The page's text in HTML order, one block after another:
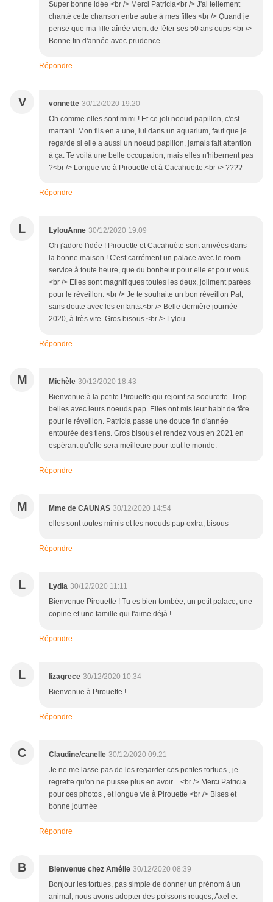
Super bonne idée <br /> Merci Patricia<br /> J'ai tellement
chanté cette chanson entre autre à mes filles <br /> Quand je
pense que ma fille aînée vient de fêter ses 50 ans oups <br />
Bonne fin d'année avec prudence
Répondre
V vonnette 30/12/2020 19:20
Oh comme elles sont mimi ! Et ce joli noeud papillon, c'est
marrant. Mon fils en a une, lui dans un aquarium, faut que je
regarde si elle a aussi un noeud papillon, jamais fait attention
à ça. Te voilà une belle occupation, mais elles n'hibernent pas
?<br /> Longue vie à Pirouette et à Cacahuette.<br /> ????
Répondre
L LylouAnne 30/12/2020 19:09
Oh j'adore l'idée ! Pirouette et Cacahuète sont arrivées dans
la bonne maison ! C'est carrément un palace avec le room
service à toute heure, que du bonheur pour elle et pour vous.
<br /> Elles sont magnifiques toutes les deux, joliment parées
pour le réveillon. <br /> Je te souhaite un bon réveillon Pat,
sans doute avec les enfants.<br /> Belle dernière journée
2020, à très vite. Gros bisous.<br /> Lylou
Répondre
M Michèle 30/12/2020 18:43
Bienvenue à la petite Pirouette qui rejoint sa soeurette. Trop
belles avec leurs noeuds pap. Elles ont mis leur habit de fête
pour le réveillon. Patricia passe une douce fin d'année
entourée des tiens. Gros bisous et rendez vous en 2021 en
espérant qu'elle sera meilleure pour tout le monde.
Répondre
M Mme de CAUNAS 30/12/2020 14:54
elles sont toutes mimis et les noeuds pap extra, bisous
Répondre
L Lydia 30/12/2020 11:11
Bienvenue Pirouette ! Tu es bien tombée, un petit palace, une
copine et une famille qui t'aime déjà !
Répondre
L lizagrece 30/12/2020 10:34
Bienvenue à Pirouette !
Répondre
C Claudine/canelle 30/12/2020 09:21
Je ne me lasse pas de les regarder ces petites tortues , je
regrette qu'on ne puisse plus en avoir ...<br /> Merci Patricia
pour ces photos , et longue vie à Pirouette <br /> Bises et
bonne journée
Répondre
B Bienvenue chez Amélie 30/12/2020 08:39
Bonjour les tortues, pas simple de donner un prénom à un
animal, nous avons adopter des poissons rouges, Axel et